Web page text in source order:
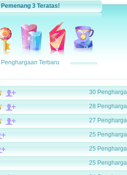
Pemenang 3 Teratas!
Penghargaan Terbaru
30
28
27
25
25
25